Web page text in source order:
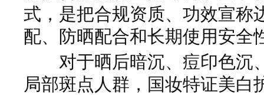
式，是把合规资质、功效宣称
配、防晒配合和长期使用安全
对于晒后暗沉、痘印色沉
局部斑点人群，国妆特证美白